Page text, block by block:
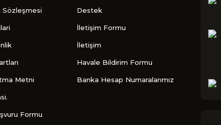
Sözleşmesi
Metni
Formu
Destek
İletişim Formu
İletişim
Havale Bildirim Formu
Banka Hesap Numaralarımız